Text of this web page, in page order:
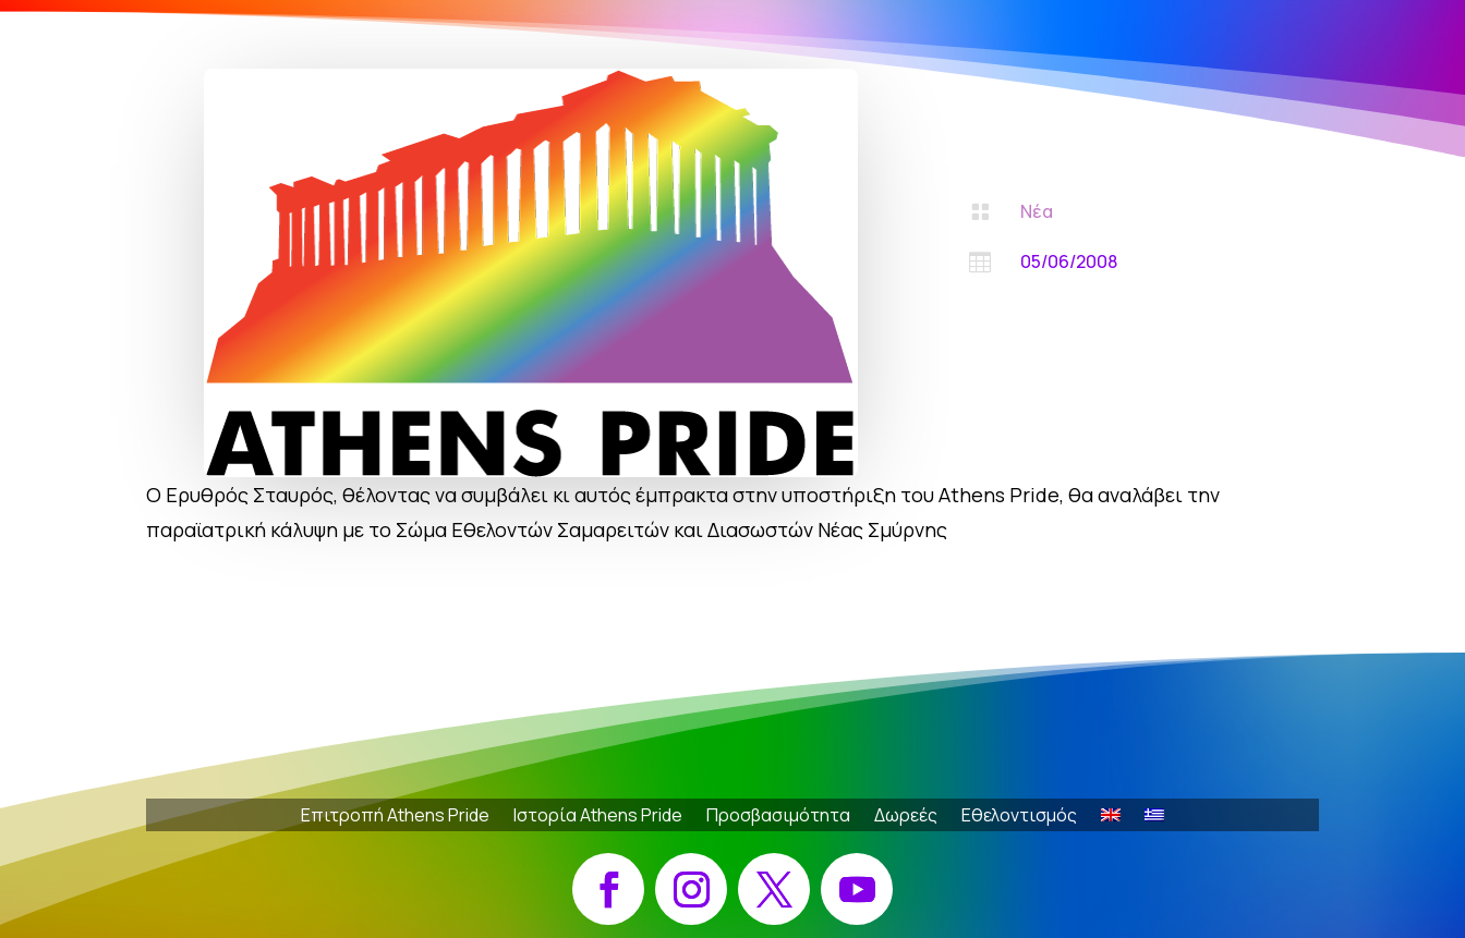
 Νέα
 05/06/2008
Ο Ερυθρός Σταυρός, θέλοντας να συμβάλει κι αυτός έμπρακτα στην υποστήριξη του Athens Pride, θα αναλάβει την
παραϊατρική κάλυψη με το Σώμα Εθελοντών Σαμαρειτών και Διασωστών Νέας Σμύρνης
Επιτροπή Athens Pride Ιστορία Athens Pride Προσβασιμότητα Δωρεές Εθελοντισμός
Facebook Instagram X YouTube